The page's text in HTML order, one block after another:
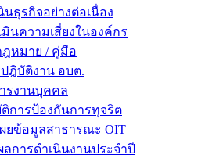
นธุรกิจอย่างต่อเนื่อง
มินความเสี่ยงในองค์กร
ฎหมาย / คู่มือ
ฎิบัติงาน อบต.
รงานบุคคล
การป้องกันการทุจริต
ผยข้อมูลสาธารณะ OIT
ลการดำเนินงานประจำปี